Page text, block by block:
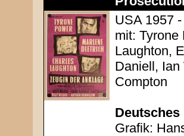
USA 1957
mit: Tyrone
Laughton,
Daniell, Ian
Compton
Deutsches
Grafik: